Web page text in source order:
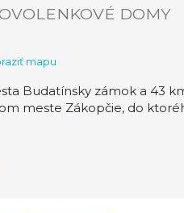
DOMY
mapu
Budatínsky zámok a 43
meste Zákopčie, do